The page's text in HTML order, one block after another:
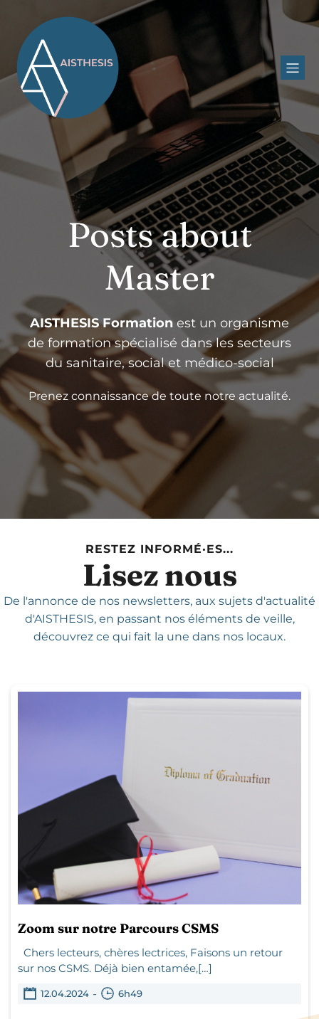
Posts about
Master
AISTHESIS Formation est un organisme
de formation spécialisé dans les secteurs
du sanitaire, social et médico-social
Prenez connaissance de toute notre actualité.
RESTEZ INFORMÉ·ES...
Lisez nous
De l'annonce de nos newsletters, aux sujets d'actualité
d'AISTHESIS,en passant nos éléments de veille,
découvrez ce qui fait la une dans nos locaux.
Zoom sur notre Parcours CSMS
Chers lecteurs, chères lectrices, Faisons un retour
sur nos CSMS. Déjà bien entamée,[…]
12.04.2024 - 6h49